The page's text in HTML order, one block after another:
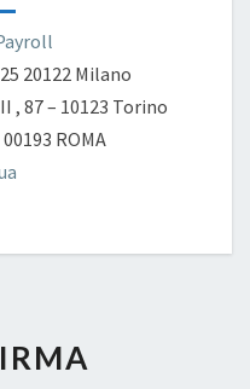
20122 Milano
, 87 – 10123 Torino
ROMA